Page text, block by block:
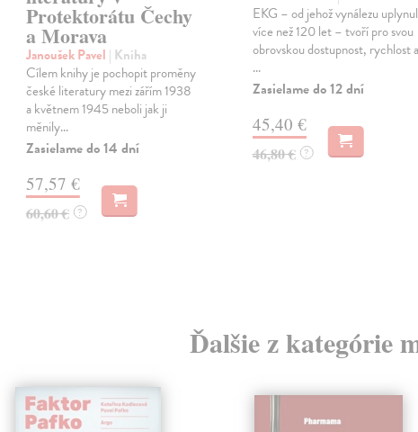
Protektorátu Čechy
a Morava
Janoušek Pavel | Kniha
Cílem knihy je pochopit proměny
české literatury mezi zářím 1938
a květnem 1945 neboli jak ji
měnily...
Zasielame do 14 dní
57,57 €
60,60 € ?
EKG – od jehož vynálezu
více než 120 let – tvoří pro svou
obrovskou dostupnost, rychlost a
...
Zasielame do 12 dní
45,40 €
46,80 € ?
Ďalšie z kategórie